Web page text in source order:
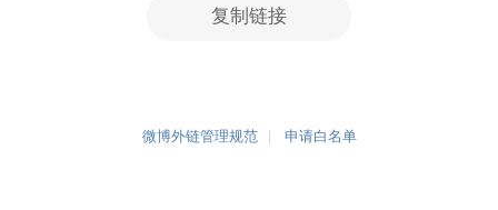
复制链接
微博外链管理规范 申请白名单